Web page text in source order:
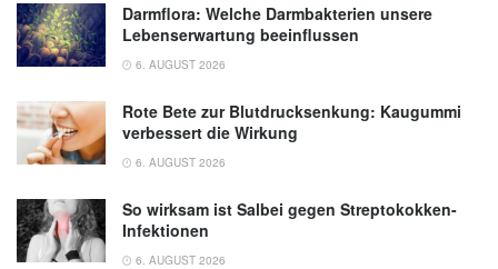
Darmflora: Welche Darmbakterien unsere
Lebenserwartung beeinflussen
6. AUGUST 2026
Rote Bete zur Blutdrucksenkung: Kaugummi
verbessert die Wirkung
6. AUGUST 2026
So wirksam ist Salbei gegen Streptokokken-
Infektionen
6. AUGUST 2026